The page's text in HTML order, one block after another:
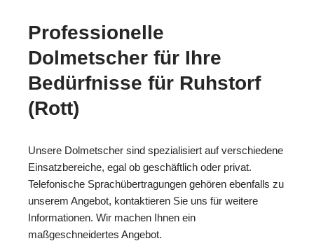
Professionelle
Dolmetscher für Ihre
Bedürfnisse für Ruhstorf
(Rott)
Unsere Dolmetscher sind spezialisiert auf verschiedene
Einsatzbereiche, egal ob geschäftlich oder privat.
Telefonische Sprachübertragungen gehören ebenfalls zu
unserem Angebot, kontaktieren Sie uns für weitere
Informationen. Wir machen Ihnen ein
maßgeschneidertes Angebot.